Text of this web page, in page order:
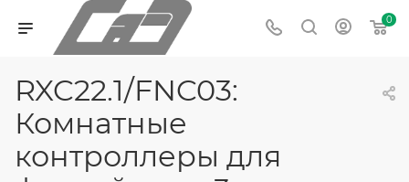
0
RXC22.1/FNC03:
Комнатные
контроллеры для